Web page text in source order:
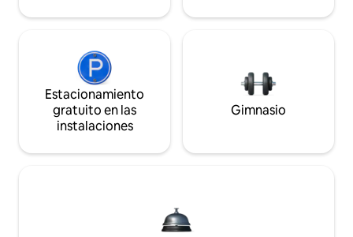
Estacionamiento
gratuito en las
instalaciones
Gimnasio